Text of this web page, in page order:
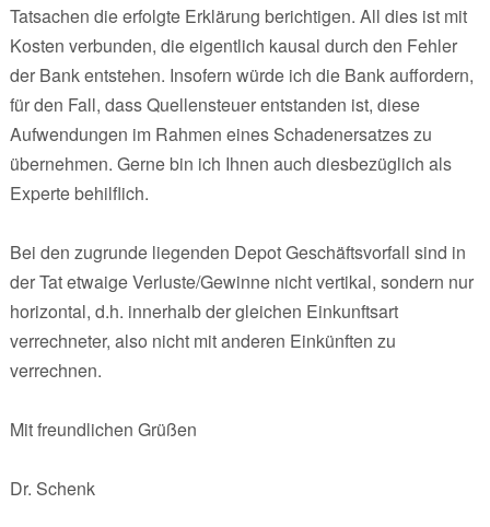
Tatsachen die erfolgte Erklärung berichtigen. All dies ist mit
Kosten verbunden, die eigentlich kausal durch den Fehler
der Bank entstehen. Insofern würde ich die Bank auffordern,
für den Fall, dass Quellensteuer entstanden ist, diese
Aufwendungen im Rahmen eines Schadenersatzes zu
übernehmen. Gerne bin ich Ihnen auch diesbezüglich als
Experte behilflich.
Bei den zugrunde liegenden Depot Geschäftsvorfall sind in
der Tat etwaige Verluste/Gewinne nicht vertikal, sondern nur
horizontal, d.h. innerhalb der gleichen Einkunftsart
verrechneter, also nicht mit anderen Einkünften zu
verrechnen.
Mit freundlichen Grüßen
Dr. Schenk